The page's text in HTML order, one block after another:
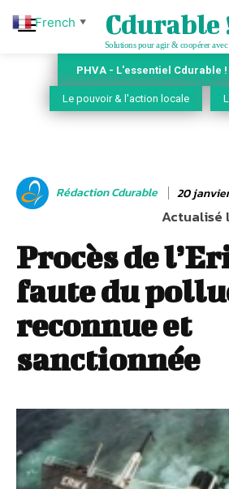
Cdurable
Solutions pour agir & coopérer
PHVA - L'essentiel Cdurable !
Le pouvoir & l'action locale
Rédaction Cdurable 20
Actualisé
Procès de
faute du
reconnue et
sanctionnée
French ▼